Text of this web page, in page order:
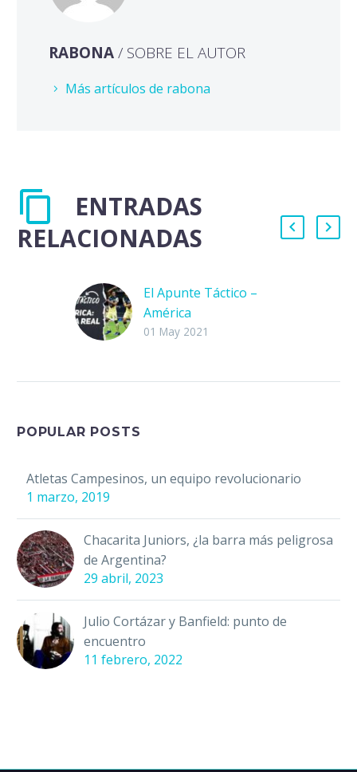
RABONA/ SOBRE EL AUTOR
Más artículos de rabona
ENTRADAS
RELACIONADAS
El Apunte Táctico –
América
Te damos la
01 May 2021
POPULAR POSTS
Atletas Campesinos, un equipo revolucionario
1 marzo, 2019
Chacarita Juniors, ¿la barra más peligrosa
de Argentina?
29 abril, 2023
Julio Cortázar y Banfield: punto de
encuentro
11 febrero, 2022